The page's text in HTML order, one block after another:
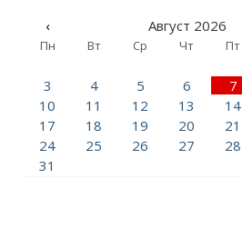
‹ Август 2026
Пн Вт Ср Чт Пт
3
4 5 6 7
10
11 12 13 14
17
18 19 20 21
24
25 26 27 28
31